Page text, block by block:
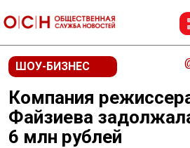
ШОУ-БИЗНЕС
Компания
Файзиева
6 млн рублей